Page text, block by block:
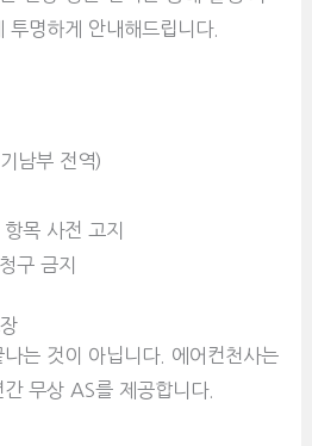
명하게 안내해드립니다.
남부 전역)
목 사전 고지
구 금지
는 것이 아닙니다. 에어컨천사는
무상 AS를 제공합니다.